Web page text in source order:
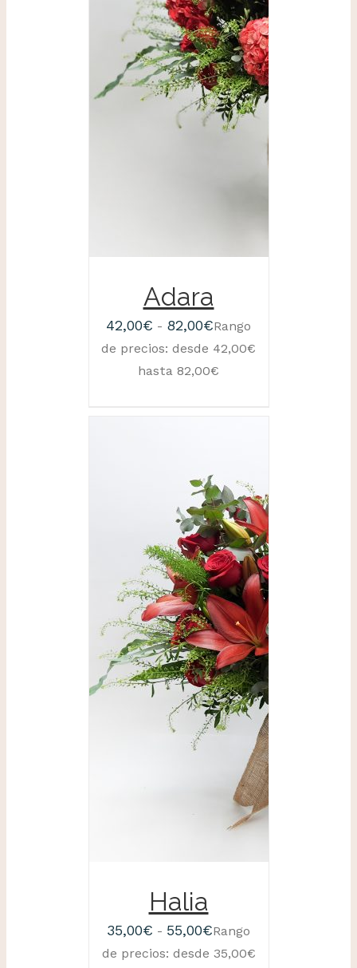
SELECCIONAR
OPCIONES
/
DETALLES
Adara
42,00€ - 82,00€Rango
de precios: desde 42,00€
hasta 82,00€
SELECCIONAR
OPCIONES
/
DETALLES
Halia
35,00€ - 55,00€Rango
de precios: desde 35,00€